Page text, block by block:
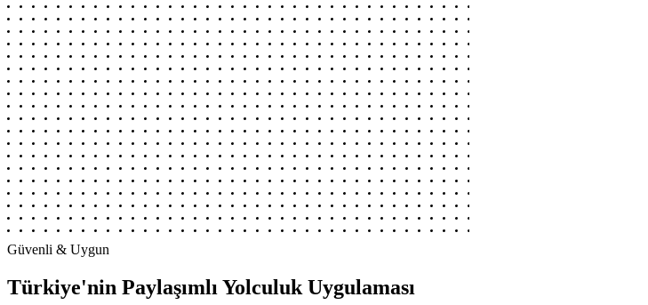
Güvenli & Uygun
Türkiye'nin Paylaşımlı Yolculuk Uygulaması